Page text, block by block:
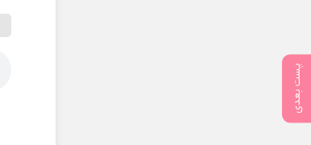
پست بعدی